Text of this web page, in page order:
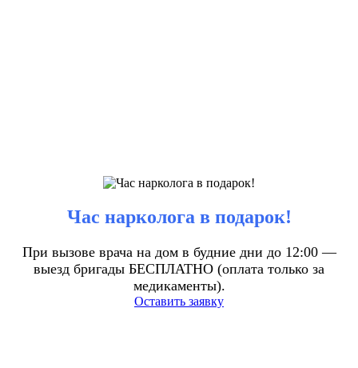
Час нарколога в подарок!
При вызове врача на дом в будние дни до 12:00 —
выезд бригады БЕСПЛАТНО (оплата только за
медикаменты).
Оставить заявку